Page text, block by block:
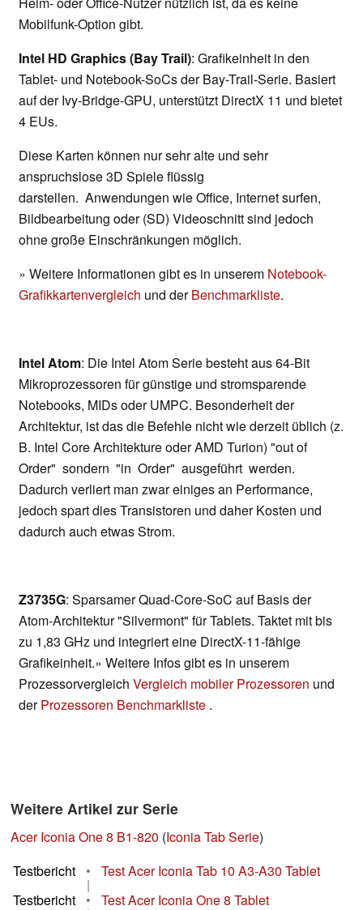
Mobilfunk-Option gibt.
Intel HD Graphics (Bay Trail): Grafikeinheit in den
Tablet- und Notebook-SoCs der Bay-Trail-Serie. Basiert
auf der Ivy-Bridge-GPU, unterstützt DirectX 11 und bietet
4 EUs.
Diese Karten können nur sehr alte und sehr
anspruchslose 3D Spiele flüssig
darstellen. Anwendungen wie Office, Internet surfen,
Bildbearbeitung oder (SD) Videoschnitt sind jedoch
ohne große Einschränkungen möglich.
» Weitere Informationen gibt es in unserem Notebook-
Grafikkartenvergleich und derBenchmarkliste.
Intel Atom: Die Intel Atom Serie besteht aus 64-Bit
Mikroprozessoren für günstige und stromsparende
Notebooks, MIDs oder UMPC. Besonderheit der
Architektur, ist das die Befehle nicht wie derzeit üblich (z.
B. Intel Core Architekture oder AMD Turion) "out of
Order" sondern "in Order" ausgeführt werden.
Dadurch verliert man zwar einiges an Performance,
jedoch spart dies Transistoren und daher Kosten und
dadurch auch etwas Strom.
Z3735G: Sparsamer Quad-Core-SoC auf Basis der
Atom-Architektur "Silvermont" für Tablets. Taktet mit bis
zu 1,83 GHz und integriert eine DirectX-11-fähige
Grafikeinheit.» Weitere Infos gibt es in unserem
Prozessorvergleich Vergleich mobiler Prozessoren und
derProzessoren Benchmarkliste .
Weitere Artikel zur Serie
Acer Iconia One 8 B1-820 (Iconia Tab Serie)
Testbericht
• Test Acer Iconia Tab 10 A3-A30 Tablet
|
Testbericht
• Test Acer Iconia One 8 Tablet